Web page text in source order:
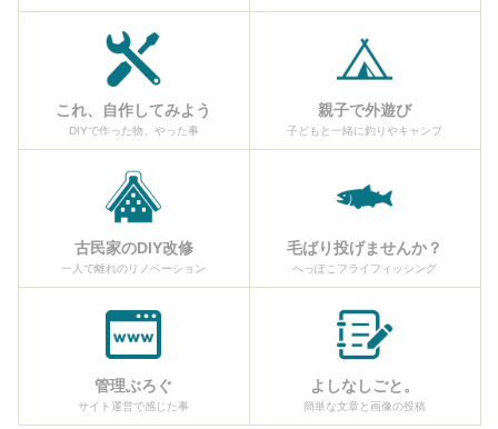
これ、自作してみよう
DIYで作った物、やった事
親子で外遊び
子どもと一緒に釣りやキャンプ
古民家のDIY改修
一人で離れのリノベーション
毛ばり投げませんか？
へっぽこフライフィッシング
管理ぶろぐ
サイト運営で感じた事
よしなしごと。
簡単な文章と画像の投稿